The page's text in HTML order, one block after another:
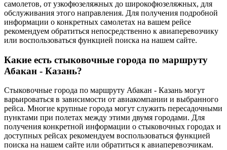
самолетов, от узкофюзеляжных до широкофюзеляжных, для
обслуживания этого направления. Для получения подробной
информации о конкретных самолетах на вашем рейсе
рекомендуем обратиться непосредственно к авиаперевозчику
или воспользоваться функцией поиска на нашем сайте.
Какие есть стыковочные города по маршруту
Абакан - Казань?
Стыковочные города по маршруту Абакан - Казань могут
варьироваться в зависимости от авиакомпании и выбранного
рейса. Многие крупные города могут служить пересадочными
пунктами при полетах между этими двумя городами. Для
получения конкретной информации о стыковочных городах и
доступных рейсах рекомендуем воспользоваться функцией
поиска на нашем сайте или обратиться к авиаперевозчикам.